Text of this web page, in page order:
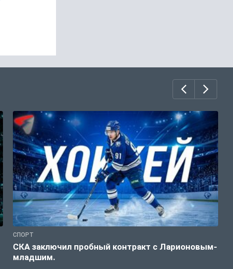
СПОРТ
СКА заключил пробный контракт с Ларионовым-
младшим.